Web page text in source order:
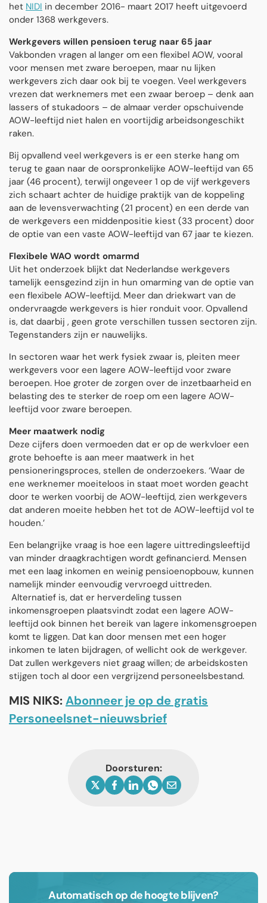
het NIDI in december 2016- maart 2017 heeft uitgevoerd
onder 1368 werkgevers.
Werkgevers willen pensioen terug naar 65 jaar
Vakbonden vragen al langer om een flexibel AOW, vooral
voor mensen met zware beroepen, maar nu lijken
werkgevers zich daar ook bij te voegen. Veel werkgevers
vrezen dat werknemers met een zwaar beroep – denk aan
lassers of stukadoors – de almaar verder opschuivende
AOW-leeftijd niet halen en voortijdig arbeidsongeschikt
raken.
Bij opvallend veel werkgevers is er een sterke hang om
terug te gaan naar de oorspronkelijke AOW-leeftijd van 65
jaar (46 procent), terwijl ongeveer 1 op de vijf werkgevers
zich schaart achter de huidige praktijk van de koppeling
aan de levensverwachting (21 procent) en een derde van
de werkgevers een middenpositie kiest (33 procent) door
de optie van een vaste AOW-leeftijd van 67 jaar te kiezen.
Flexibele WAO wordt omarmd
Uit het onderzoek blijkt dat Nederlandse werkgevers
tamelijk eensgezind zijn in hun omarming van de optie van
een flexibele AOW-leeftijd. Meer dan driekwart van de
ondervraagde werkgevers is hier ronduit voor. Opvallend
is, dat daarbij , geen grote verschillen tussen sectoren zijn.
Tegenstanders zijn er nauwelijks.
In sectoren waar het werk fysiek zwaar is, pleiten meer
werkgevers voor een lagere AOW-leeftijd voor zware
beroepen. Hoe groter de zorgen over de inzetbaarheid en
belasting des te sterker de roep om een lagere AOW-
leeftijd voor zware beroepen.
Meer maatwerk nodig
Deze cijfers doen vermoeden dat er op de werkvloer een
grote behoefte is aan meer maatwerk in het
pensioneringsproces, stellen de onderzoekers. ‘Waar de
ene werknemer moeiteloos in staat moet worden geacht
door te werken voorbij de AOW-leeftijd, zien werkgevers
dat anderen moeite hebben het tot de AOW-leeftijd vol te
houden.’
Een belangrijke vraag is hoe een lagere uittredingsleeftijd
van minder draagkrachtigen wordt gefinancierd. Mensen
met een laag inkomen en weinig pensioenopbouw, kunnen
namelijk minder eenvoudig vervroegd uittreden.
Alternatief is, dat er herverdeling tussen
inkomensgroepen plaatsvindt zodat een lagere AOW-
leeftijd ook binnen het bereik van lagere inkomensgroepen
komt te liggen. Dat kan door mensen met een hoger
inkomen te laten bijdragen, of wellicht ook de werkgever.
Dat zullen werkgevers niet graag willen; de arbeidskosten
stijgen toch al door een vergrijzend personeelsbestand.
MIS NIKS:Abonneer je op de gratis
Personeelsnet-nieuwsbrief
Doorsturen:
Automatisch op de hoogte blijven?